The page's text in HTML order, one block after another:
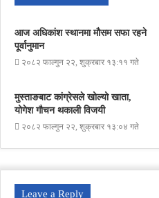
आज अधिकांश स्थानमा मौसम सफा रहने
पूर्वानुमान
२०८२ फाल्गुन २२, शुक्रबार १३:११ गते
मुस्ताङबाट कांग्रेसले खोल्यो खाता,
योगेश गौचन थकाली विजयी
२०८२ फाल्गुन २२, शुक्रबार १३:०४ गते
Leave a Reply